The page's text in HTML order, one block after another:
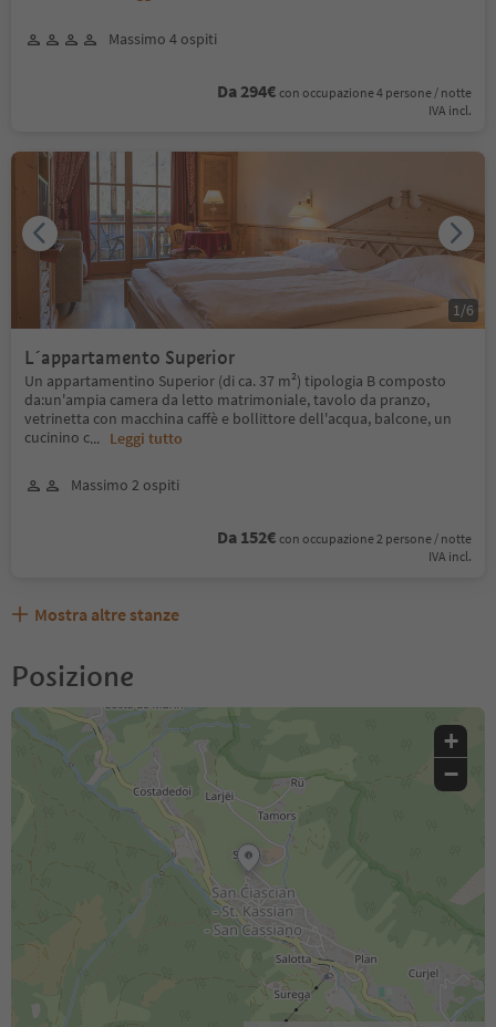
Massimo 4 ospiti
Da 294€ con occupazione 4 persone / notte
IVA incl.
L´appartamento Superior
Un appartamentino Superior (di ca. 37 m²) tipologia B composto
da:un'ampia camera da letto matrimoniale, tavolo da pranzo,
vetrinetta con macchina caffè e bollittore dell'acqua, balcone, un
cucinino c... Leggi tutto
Massimo 2 ospiti
Da 152€ con occupazione 2 persone / notte
IVA incl.
1/6
Mostra altre stanze
Posizione
+
−